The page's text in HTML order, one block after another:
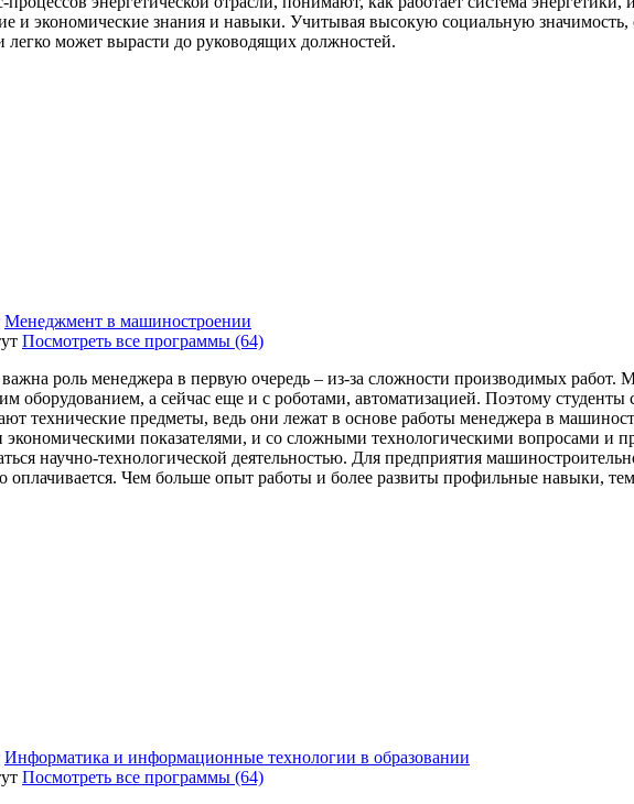
и экономические знания и навыки. Учитывая высокую социальную значимость,
может вырасти до руководящих должностей.
Менеджмент в машиностроении
Посмотреть все программы (64)
роль менеджера в первую очередь – из-за сложности производимых
оборудованием, а сейчас еще и с роботами, автоматизацией. Поэтому
технические предметы, ведь они лежат в основе работы менеджера в
показателями, и со сложными технологическими вопросами и
научно-технологической деятельностью. Для предприятия
оплачивается. Чем больше опыт работы и более развиты профильные навыки,
Информатика и информационные технологии в образовании
Посмотреть все программы (64)